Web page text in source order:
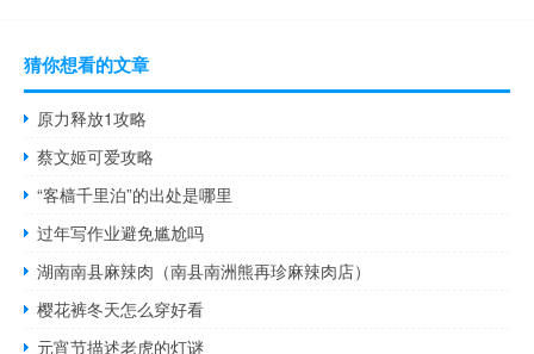
猜你想看的文章
原力释放1攻略
蔡文姬可爱攻略
“客樯千里泊”的出处是哪里
过年写作业避免尴尬吗
湖南南县麻辣肉（南县南洲熊再珍麻辣肉店）
樱花裤冬天怎么穿好看
元宵节描述老虎的灯谜